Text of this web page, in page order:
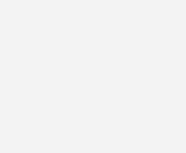
Stahlturm müssen
Turm entkoppeln, sodass dieser bei
ein minimales Spiel in diesem
können wir mit hochelastischen
Bereichen die Abplatzungen
infolge Millionen dynamischer
Manche Betreiber müssen
ihrer